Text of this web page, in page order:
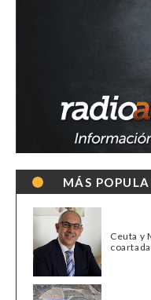
MÁS
Ceuta y